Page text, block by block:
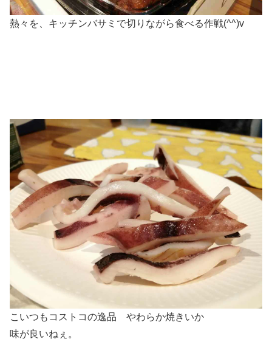
熱々を、キッチンバサミで切りながら食べる作戦(^^)v
こいつもコストコの逸品 やわらか焼きいか
味が良いねぇ。